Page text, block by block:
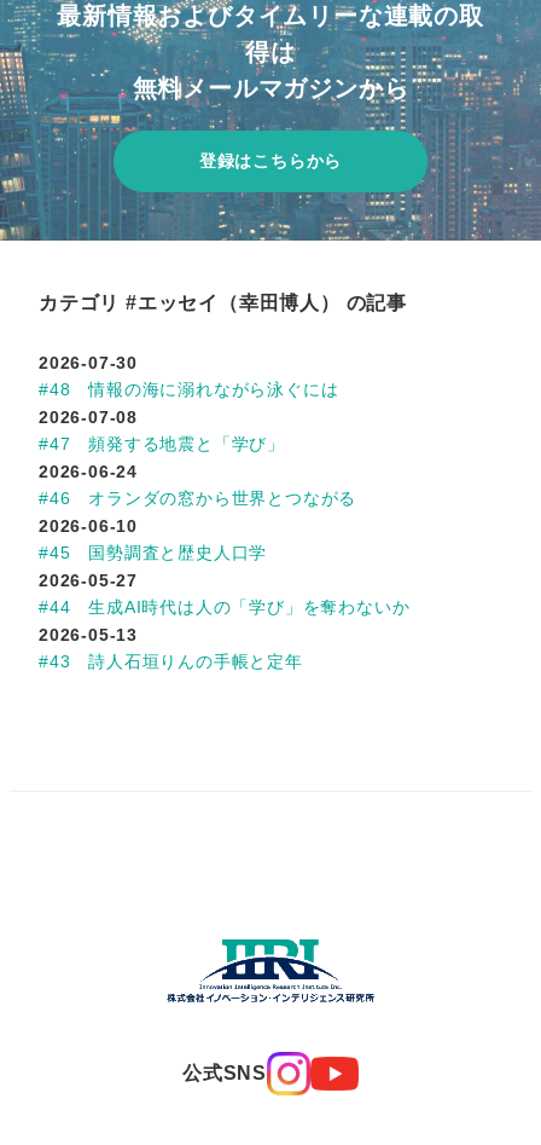
最新情報およびタイムリーな連載の取
得は
無料メールマガジンから
登録はこちらから
カテゴリ #エッセイ（幸田博人） の記事
2026-07-30
#48 情報の海に溺れながら泳ぐには
2026-07-08
#47 頻発する地震と「学び」
2026-06-24
#46 オランダの窓から世界とつながる
2026-06-10
#45 国勢調査と歴史人口学
2026-05-27
#44 生成AI時代は人の「学び」を奪わないか
2026-05-13
#43 詩人石垣りんの手帳と定年
公式SNS